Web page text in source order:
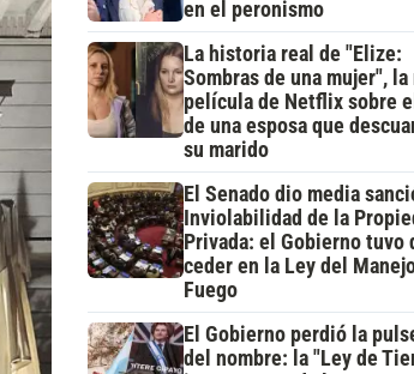
en el peronismo
La historia real de "Elize:
Sombras de una mujer", la
película de Netflix sobre
de una esposa que
su marido
El Senado dio media
Inviolabilidad de la
Privada: el Gobierno tuvo
ceder en la Ley del
Fuego
El Gobierno perdió la
del nombre: la "Ley de